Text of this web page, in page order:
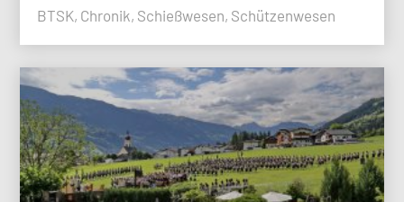
BTSK, Chronik, Schießwesen, Schützenwesen